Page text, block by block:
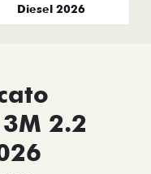
Diesel 2026
2.2